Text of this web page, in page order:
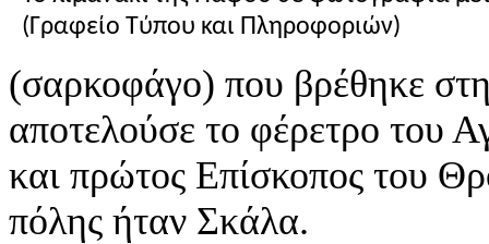
(Γραφείο Τύπου και Πληροφοριών)
(σαρκοφάγο) που βρέθηκε
αποτελούσε το φέρετρο του
και πρώτος Επίσκοπος του
πόλης ήταν Σκάλα.